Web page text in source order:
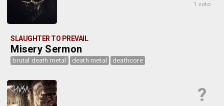
1 voto
SLAUGHTER TO PREVAIL
Misery Sermon
brutal death metal death metal deathcore
?